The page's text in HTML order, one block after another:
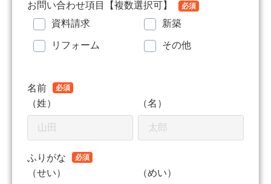
お問い合わせ項目【複数選択可】 必須
資料請求 新築
リフォーム その他
名前 必須
（姓） （名）
ふりがな 必須
（せい） （めい）